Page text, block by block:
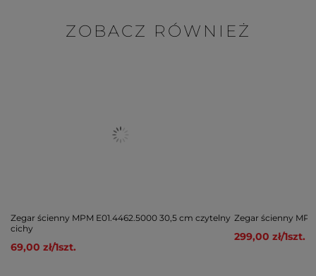
ZOBACZ RÓWNIEŻ
Zegar ścienny MPM E01.4462.5000 30,5 cm czytelny
cichy
69,00 zł/1szt.
Zegar ścienny
299,00 zł/1szt.